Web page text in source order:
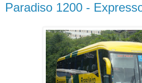
Paradiso 1200 -